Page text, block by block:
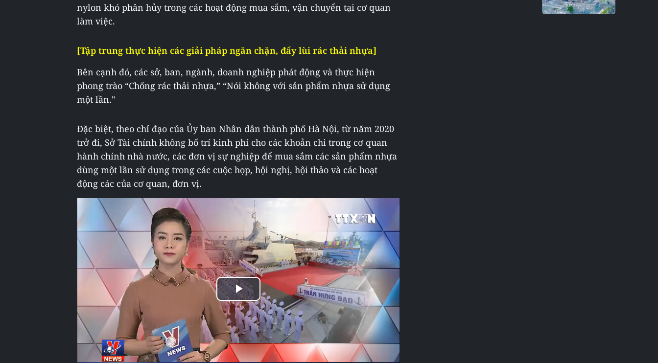
nylon khó phân hủy trong các hoạt động mua sắm, vận chuyển tại cơ quan
làm việc.
[Tập trung thực hiện các giải pháp ngăn chặn, đẩy lùi rác thải nhựa]
Bên cạnh đó, các sở, ban, ngành, doanh nghiệp phát động và thực hiện
phong trào “Chống rác thải nhựa,” “Nói không với sản phẩm nhựa sử dụng
một lần."
Đặc biệt, theo chỉ đạo của Ủy ban Nhân dân thành phố Hà Nội, từ năm 2020
trở đi, Sở Tài chính không bố trí kinh phí cho các khoản chi trong cơ quan
hành chính nhà nước, các đơn vị sự nghiệp để mua sắm các sản phẩm nhựa
dùng một lần sử dụng trong các cuộc họp, hội nghị, hội thảo và các hoạt
động các của cơ quan, đơn vị.
Play
Video